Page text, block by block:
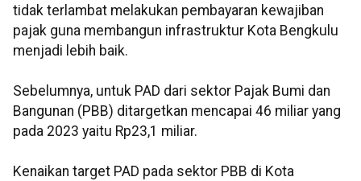
tidak terlambat melakukan pembayaran kewajiban
pajak guna membangun infrastruktur Kota Bengkulu
menjadi lebih baik.
Sebelumnya, untuk PAD dari sektor Pajak Bumi dan
Bangunan (PBB) ditargetkan mencapai 46 miliar yang
pada 2023 yaitu Rp23,1 miliar.
Kenaikan target PAD pada sektor PBB di Kota